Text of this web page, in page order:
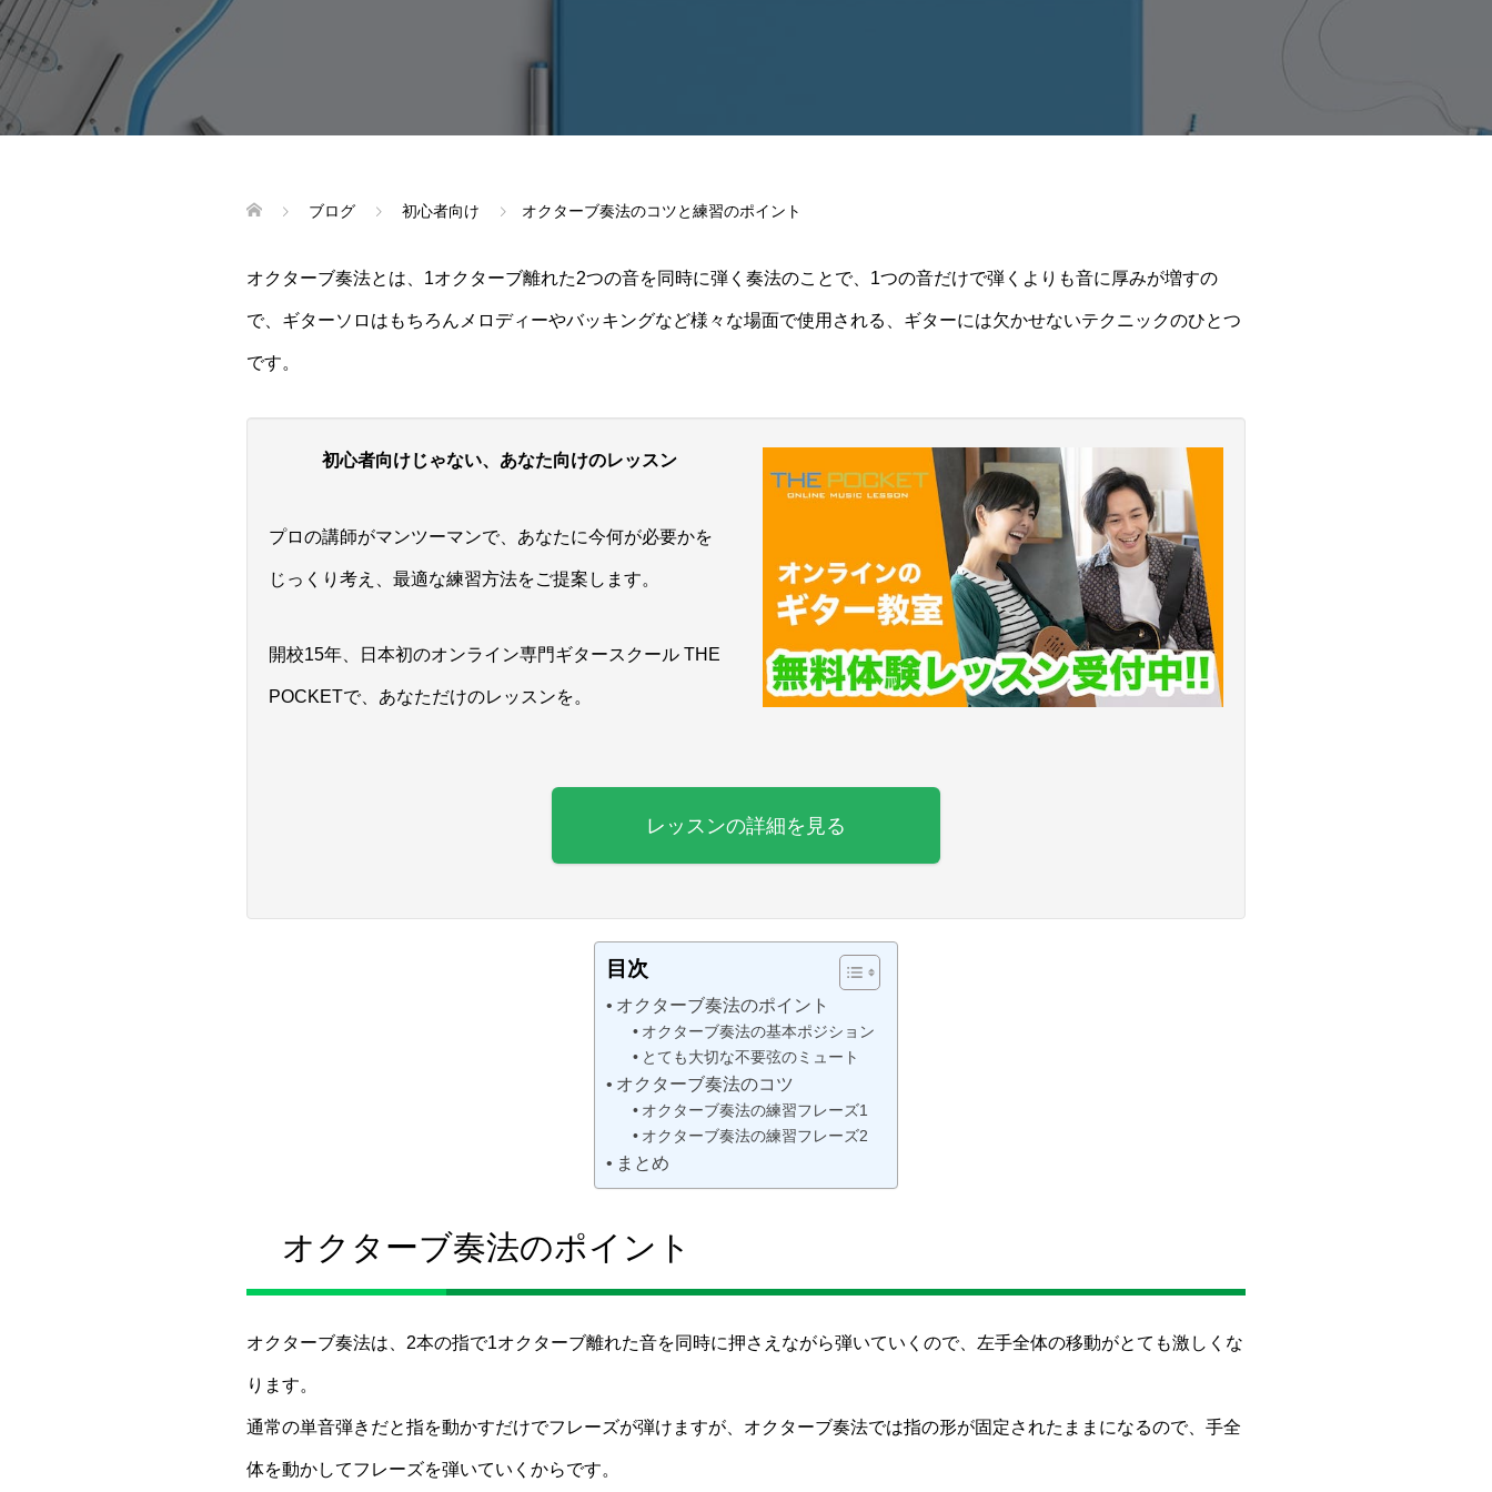
ブログ 初心者向け オクターブ奏法のコツと練習のポイント
オクターブ奏法とは、1オクターブ離れた2つの音を同時に弾く奏法のことで、1つの音だけで弾くよりも音に厚みが増すの
で、ギターソロはもちろんメロディーやバッキングなど様々な場面で使用される、ギターには欠かせないテクニックのひとつ
です。
初心者向けじゃない、あなた向けのレッスン
プロの講師がマンツーマンで、あなたに今何が必要かを
じっくり考え、最適な練習方法をご提案します。
開校15年、日本初のオンライン専門ギタースクール THE
POCKETで、あなただけのレッスンを。
レッスンの詳細を見る
目次
オクターブ奏法のポイント
オクターブ奏法の基本ポジション
とても大切な不要弦のミュート
オクターブ奏法のコツ
オクターブ奏法の練習フレーズ1
オクターブ奏法の練習フレーズ2
まとめ
オクターブ奏法のポイント
オクターブ奏法は、2本の指で1オクターブ離れた音を同時に押さえながら弾いていくので、左手全体の移動がとても激しくな
ります。
通常の単音弾きだと指を動かすだけでフレーズが弾けますが、オクターブ奏法では指の形が固定されたままになるので、手全
体を動かしてフレーズを弾いていくからです。